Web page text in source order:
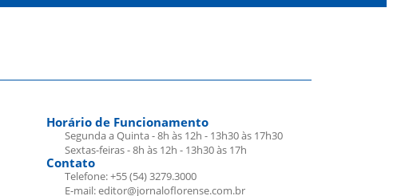
Horário de Funcionamento
Segunda a Quinta - 8h às 12h - 13h30 às 17h30
Sextas-feiras - 8h às 12h - 13h30 às 17h
Contato
Telefone: +55 (54) 3279.3000
E-mail: editor@jornaloflorense.com.br